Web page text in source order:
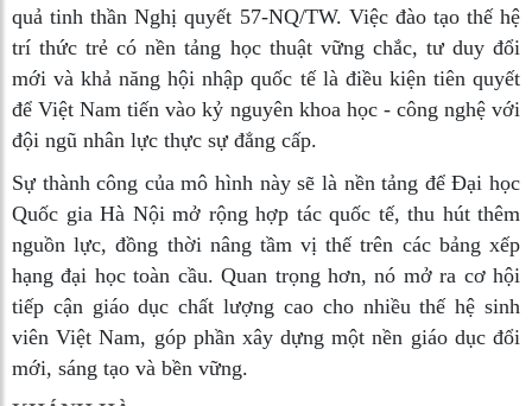
quả tinh thần Nghị quyết 57-NQ/TW. Việc đào tạo thế hệ
trí thức trẻ có nền tảng học thuật vững chắc, tư duy đổi
mới và khả năng hội nhập quốc tế là điều kiện tiên quyết
để Việt Nam tiến vào kỷ nguyên khoa học - công nghệ với
đội ngũ nhân lực thực sự đẳng cấp.
Sự thành công của mô hình này sẽ là nền tảng để Đại học
Quốc gia Hà Nội mở rộng hợp tác quốc tế, thu hút thêm
nguồn lực, đồng thời nâng tầm vị thế trên các bảng xếp
hạng đại học toàn cầu. Quan trọng hơn, nó mở ra cơ hội
tiếp cận giáo dục chất lượng cao cho nhiều thế hệ sinh
viên Việt Nam, góp phần xây dựng một nền giáo dục đổi
mới, sáng tạo và bền vững.